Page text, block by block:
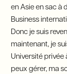
en Asie en sac à
Business
Donc je suis
maintenant, je
Université privée
peux gérer, ma